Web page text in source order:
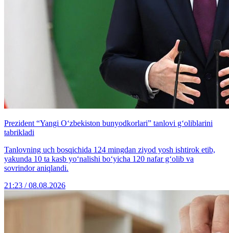
Prezident “Yangi O‘zbekiston bunyodkorlari” tanlovi g‘oliblarini
tabrikladi
Tanlovning uch bosqichida 124 mingdan ziyod yosh ishtirok etib,
yakunda 10 ta kasb yo‘nalishi bo‘yicha 120 nafar g‘olib va
sovrindor aniqlandi.
21:23 / 08.08.2026